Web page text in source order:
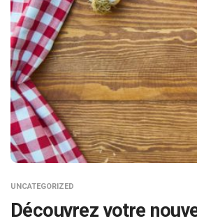
UNCATEGORIZED
Découvrez votre